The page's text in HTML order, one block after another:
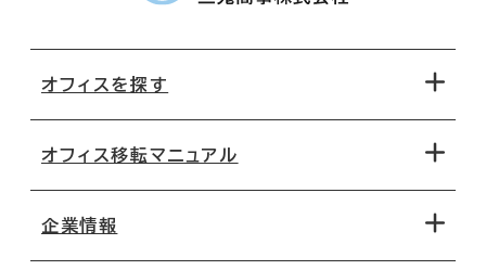
オフィスを探す
地図から探す
路線・駅から探す
オフィス移転マニュアル
企業情報